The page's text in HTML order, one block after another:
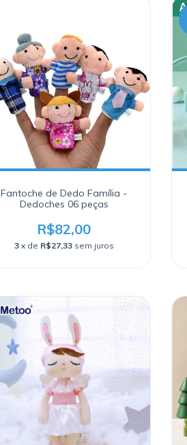
Fantoche de Dedo Família -
Dedoches 06 peças
R$82,00
3 x de R$27,33 sem juros